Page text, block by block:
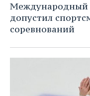
Международный
допустил
соревнований